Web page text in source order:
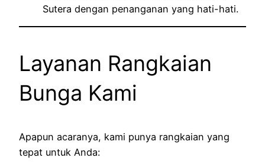
Sutera dengan penanganan yang hati-hati.
Layanan Rangkaian
Bunga Kami
Apapun acaranya, kami punya rangkaian yang
tepat untuk Anda: